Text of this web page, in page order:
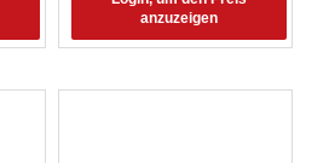
anzuzeigen